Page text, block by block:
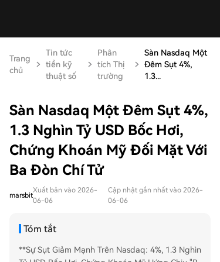
Trang
chủ
Tin tức
tiền kỹ
thuật số
Phân
tích Thị
trường
Sàn Nasdaq Một
Đêm Sụt 4%,
1.3...
Sàn Nasdaq Một Đêm Sụt 4%,
1.3 Nghìn Tỷ USD Bốc Hơi,
Chứng Khoán Mỹ Đối Mặt Với
Ba Đòn Chí Tử
marsbit
Xuất bản vào 2026-
06-06
Cập nhật gần nhất vào 2026-
06-06
Tóm tắt
**Sự Sụt Giảm Mạnh Trên Nasdaq: 4%, 1.3 Nghìn